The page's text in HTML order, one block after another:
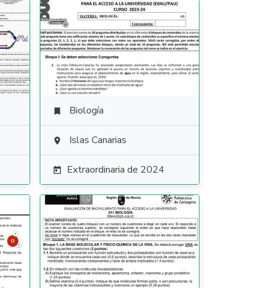
 Biología
 Islas Canarias
 Extraordinaria de 2024